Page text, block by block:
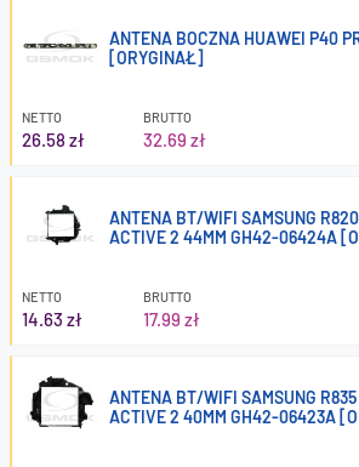
ANTENA BOCZNA HUAWEI P40
[ORYGINAŁ]
NETTO
26.58 zł
BRUTTO
32.69 zł
ANTENA BT/WIFI SAMSUNG
ACTIVE 2 44MM GH42-06424A
NETTO
14.63 zł
BRUTTO
17.99 zł
ANTENA BT/WIFI SAMSUNG
ACTIVE 2 40MM GH42-06423A